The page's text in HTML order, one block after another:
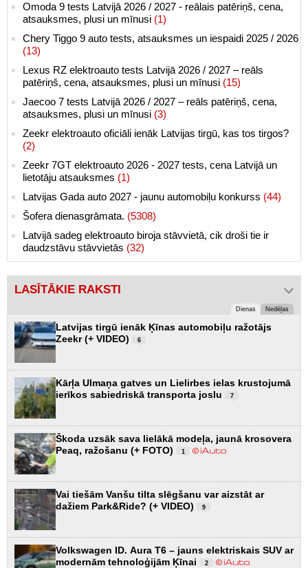
Omoda 9 tests Latvijā 2026 / 2027 - reālais patēriņš, cena,
atsauksmes, plusi un mīnusi (1)
Chery Tiggo 9 auto tests, atsauksmes un iespaidi 2025 / 2026
(13)
Lexus RZ elektroauto tests Latvijā 2026 / 2027 – reāls
patēriņš, cena, atsauksmes, plusi un mīnusi (15)
Jaecoo 7 tests Latvijā 2026 / 2027 – reāls patēriņš, cena,
atsauksmes, plusi un mīnusi (3)
Zeekr elektroauto oficiāli ienāk Latvijas tirgū, kas tos tirgos?
(2)
Zeekr 7GT elektroauto 2026 - 2027 tests, cena Latvijā un
lietotāju atsauksmes (1)
Latvijas Gada auto 2027 - jaunu automobiļu konkurss (44)
Šofera dienasgrāmata. (5308)
Latvijā sadeg elektroauto biroja stāvvietā, cik droši tie ir
daudzstāvu stāvvietās (32)
LASĪTĀKIE RAKSTI
Dienas Nedēļas
Latvijas tirgū ienāk Ķīnas automobiļu ražotājs
Zeekr (+ VIDEO)
6
Kārļa Ulmaņa gatves un Lielirbes ielas krustojumā
ierīkos sabiedriskā transporta joslu
7
Škoda uzsāk sava lielākā modeļa, jaunā krosovera
Peaq, ražošanu (+ FOTO)
1
Vai tiešām Vanšu tilta slēgšanu var aizstāt ar
dažiem Park&Ride? (+ VIDEO)
9
Volkswagen ID. Aura T6 – jauns elektriskais SUV ar
modernām tehnoloģijām Ķīnai
2